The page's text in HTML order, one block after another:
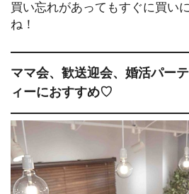
買い忘れがあってもすぐに買い
ね！
ママ会、歓送迎会、婚活パー
ィーにおすすめ♡